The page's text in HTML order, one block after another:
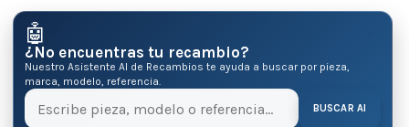
🤖
¿No encuentras tu recambio?
Nuestro Asistente AI de Recambios te ayuda a buscar por pieza,
marca, modelo, referencia.
BUSCAR AI